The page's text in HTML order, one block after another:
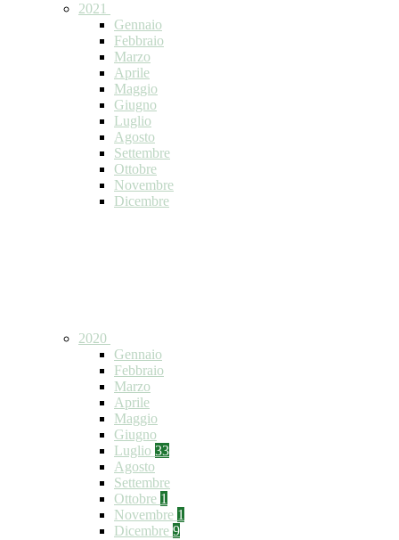
2021
Gennaio
Febbraio
Marzo
Aprile
Maggio
Giugno
Luglio
Agosto
Settembre
Ottobre
Novembre
Dicembre
2020
Gennaio
Febbraio
Marzo
Aprile
Maggio
Giugno
Luglio 33
Agosto
Settembre
Ottobre 1
Novembre 1
Dicembre 9